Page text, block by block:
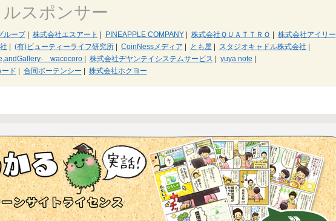
スポンサー
ループ| 株式会社エスアート PINEAPPLE COMPANY| 株式会社ＱＵＡＴＴＲＯ 株式会社アイリー
(有)ビューティーライフ研究所| CoinNessメディア とも屋 スタジオキャドル株式会社
wacocoro 株式会社ヂヤンテイシステムサービス yuya note
ード 合同ポーテンシー 株式会社ホクヨー